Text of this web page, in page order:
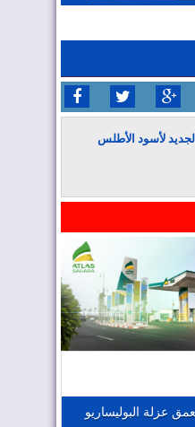
لأسود الأطلس
في صناعة الطيران
عزلة البوليساريو